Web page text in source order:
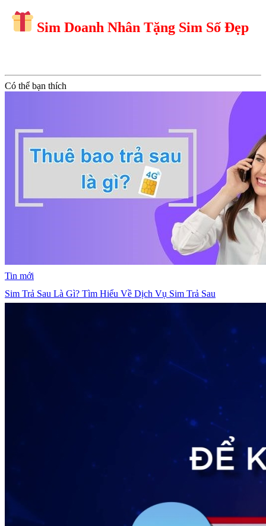
Sim Doanh Nhân Tặng Sim Số Đẹp
Có thể bạn thích
Tin mới
Sim Trả Sau Là Gì? Tìm Hiểu Về Dịch Vụ Sim Trả Sau